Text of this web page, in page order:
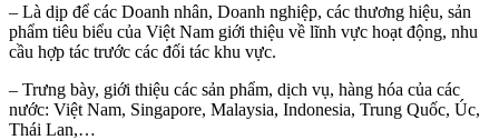
– Là dịp để các Doanh nhân, Doanh nghiệp, các thương hiệu, sản
phẩm tiêu biểu của Việt Nam giới thiệu về lĩnh vực hoạt động, nhu
cầu hợp tác trước các đối tác khu vực.
– Trưng bày, giới thiệu các sản phẩm, dịch vụ, hàng hóa của các
nước: Việt Nam, Singapore, Malaysia, Indonesia, Trung Quốc, Úc,
Thái Lan,…